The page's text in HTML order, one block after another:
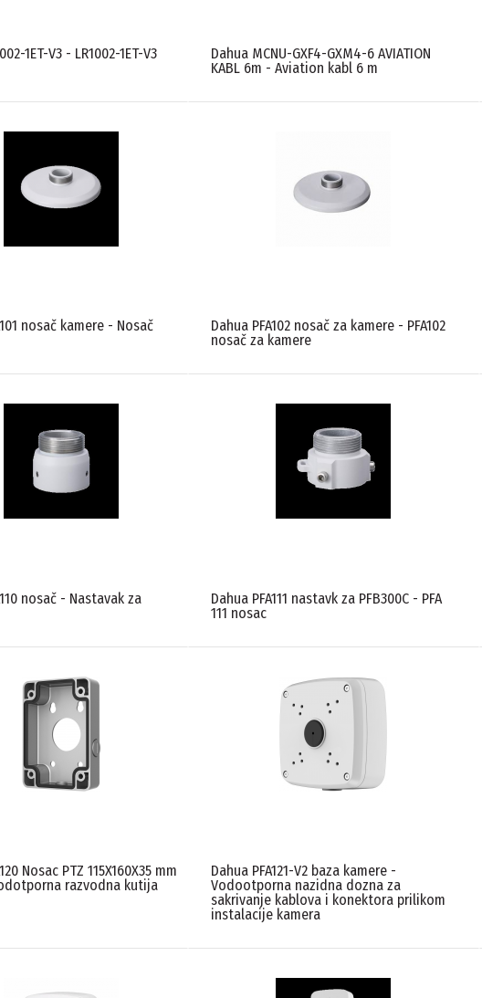
1ET-V3 - LR1002-1ET-V3
Dahua MCNU-GXF4-GXM4-6 AVIATION
KABL 6m - Aviation kabl 6 m
nosač kamere - Nosač
Dahua PFA102 nosač za kamere - PFA102
nosač za kamere
nosač - Nastavak za
Dahua PFA111 nastavk za PFB300C - PFA
111 nosac
Nosac PTZ 115X160X35 mm
razvodna kutija
Dahua PFA121-V2 baza kamere -
Vodootporna nazidna dozna za
sakrivanje kablova i konektora prilikom
instalacije kamera